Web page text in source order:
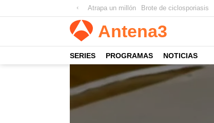
Atrapa un millón Brote de ciclosporiasis
Antena3
SERIES PROGRAMAS NOTICIAS